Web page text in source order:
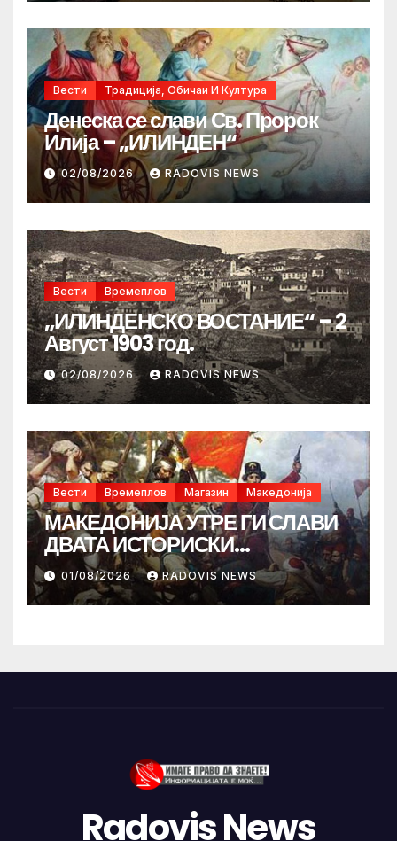
Вести Традиција, Обичаи И Култура
Денеска се слави Св. Пророк
Илија – „ИЛИНДЕН“
02/08/2026 RADOVIS NEWS
Вести Времеплов
„ИЛИНДЕНСКО ВОСТАНИЕ“ – 2
Август 1903 год.
02/08/2026 RADOVIS NEWS
Вести Времеплов Магазин Македонија
МАКЕДОНИЈА УТРЕ ГИ СЛАВИ
ДВАТА ИСТОРИСКИ
ИЛИНДЕНА!
01/08/2026 RADOVIS NEWS
Radovis News